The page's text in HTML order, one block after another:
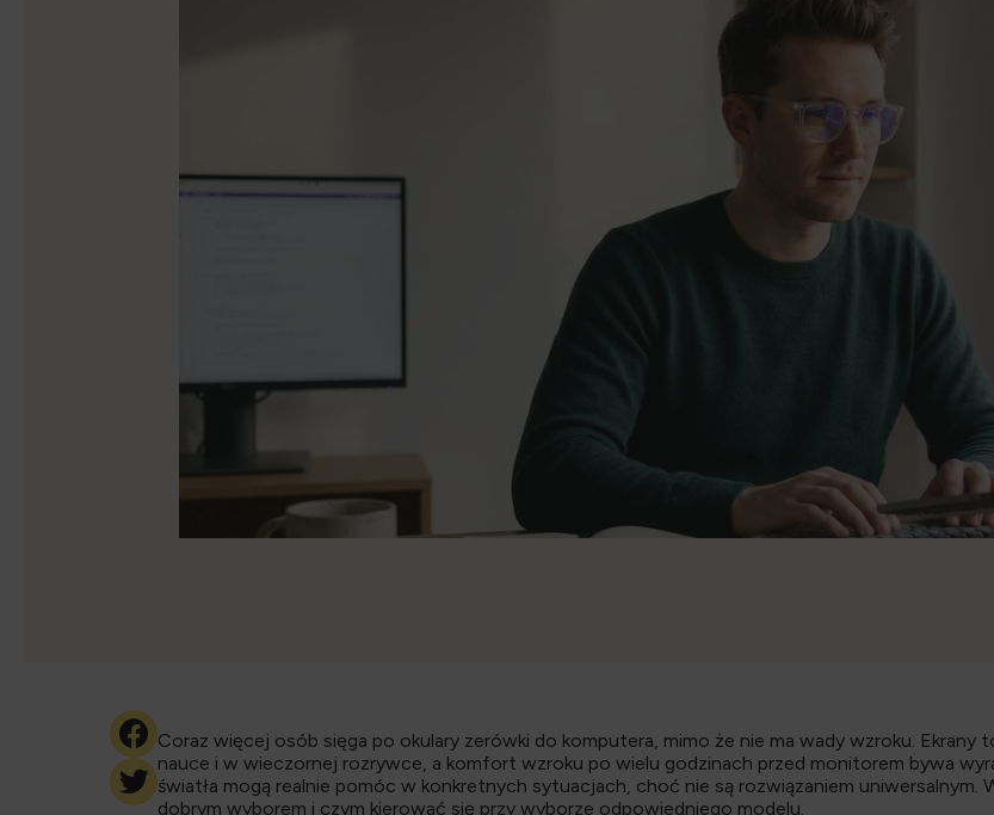
Coraz więcej osób sięga po okulary zerówki do komputera, mimo że nie ma wady wzroku. Ekrany
nauce i w wieczornej rozrywce, a komfort wzroku po wielu godzinach przed monitorem bywa
światła mogą realnie pomóc w konkretnych sytuacjach, choć nie są rozwiązaniem uniwersalnym.
dobrym wyborem i czym kierować się przy wyborze odpowiedniego modelu.